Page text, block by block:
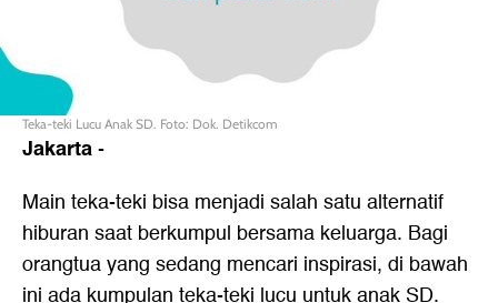
Teka-teki Lucu Anak SD. Foto: Dok. Detikcom
Jakarta-
Main teka-teki bisa menjadi salah satu alternatif
hiburan saat berkumpul bersama keluarga. Bagi
orangtua yang sedang mencari inspirasi, di bawah
ini ada kumpulan teka-teki lucu untuk anak SD.